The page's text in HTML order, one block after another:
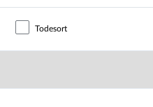
Todesort